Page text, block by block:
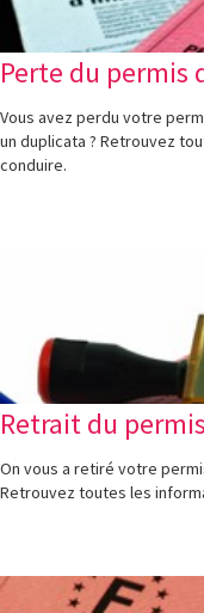
Perte du permis
Vous avez perdu votre
un duplicata ? Retrouvez
conduire.
Retrait du
On vous a retiré votre
Retrouvez toutes les